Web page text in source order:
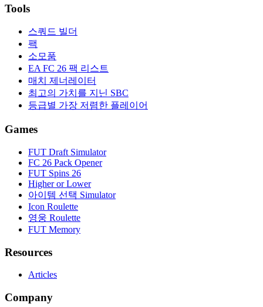
Tools
스쿼드 빌더
팩
소모품
EA FC 26 팩 리스트
매치 제너레이터
최고의 가치를 지닌 SBC
등급별 가장 저렴한 플레이어
Games
FUT Draft Simulator
FC 26 Pack Opener
FUT Spins 26
Higher or Lower
아이템 선택 Simulator
Icon Roulette
영웅 Roulette
FUT Memory
Resources
Articles
Company